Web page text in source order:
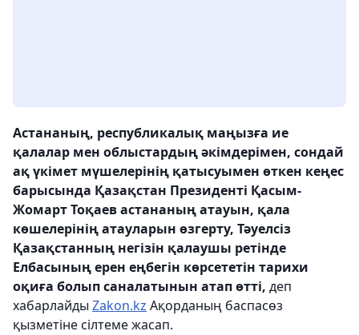
Астананың, республикалық маңызға ие
қалалар мен облыстардың әкімдерімен, сондай
ақ үкімет мүшелерінің қатысуымен өткен кеңес
барысында Қазақстан Президенті Қасым-
Жомарт Тоқаев астананың атауын, қала
көшелерінің атауларын өзгерту, Тәуелсіз
Қазақстанның негізін қалаушы ретінде
Елбасының ерен еңбегін көрсететін тарихи
оқиға болып саналатынын атап өтті, деп
хабарлайды Zakon.kz Ақорданың баспасөз
қызметіне сілтеме жасап.